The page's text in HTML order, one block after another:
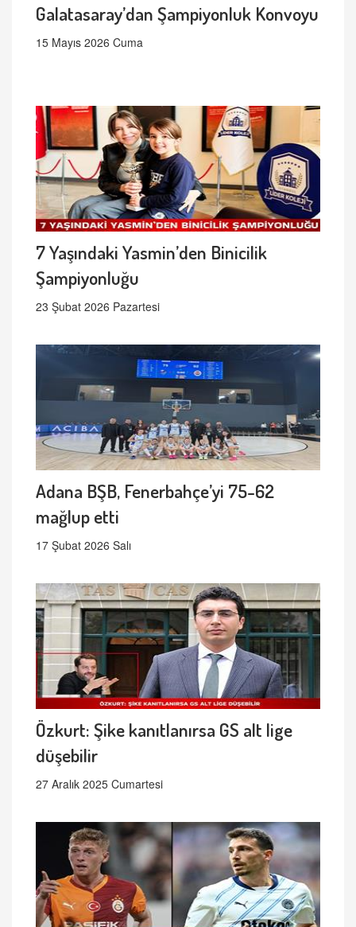
Galatasaray’dan Şampiyonluk Konvoyu
15 Mayıs 2026 Cuma
7 Yaşındaki Yasmin’den Binicilik
Şampiyonluğu
23 Şubat 2026 Pazartesi
Adana BŞB, Fenerbahçe’yi 75-62
mağlup etti
17 Şubat 2026 Salı
Özkurt: Şike kanıtlanırsa GS alt lige
düşebilir
27 Aralık 2025 Cumartesi